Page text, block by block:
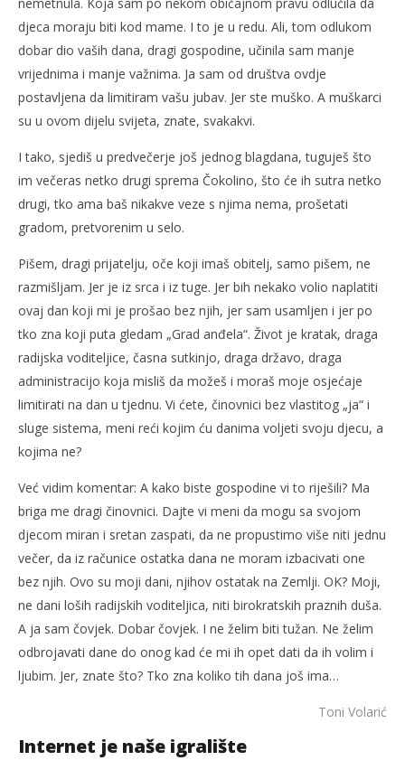
nemetnula. Koja sam po nekom običajnom pravu odlučila da
djeca moraju biti kod mame. I to je u redu. Ali, tom odlukom
dobar dio vaših dana, dragi gospodine, učinila sam manje
vrijednima i manje važnima. Ja sam od društva ovdje
postavljena da limitiram vašu jubav. Jer ste muško. A muškarci
su u ovom dijelu svijeta, znate, svakakvi.
I tako, sjediš u predvečerje još jednog blagdana, tuguješ što
im večeras netko drugi sprema Čokolino, što će ih sutra netko
drugi, tko ama baš nikakve veze s njima nema, prošetati
gradom, pretvorenim u selo.
Pišem, dragi prijatelju, oče koji imaš obitelj, samo pišem, ne
razmišljam. Jer je iz srca i iz tuge. Jer bih nekako volio naplatiti
ovaj dan koji mi je prošao bez njih, jer sam usamljen i jer po
tko zna koji puta gledam „Grad anđela“. Život je kratak, draga
radijska voditeljice, časna sutkinjo, draga državo, draga
administracijo koja misliš da možeš i moraš moje osjećaje
limitirati na dan u tjednu. Vi ćete, činovnici bez vlastitog „ja“ i
sluge sistema, meni reći kojim ću danima voljeti svoju djecu, a
kojima ne?
Već vidim komentar: A kako biste gospodine vi to riješili? Ma
briga me dragi činovnici. Dajte vi meni da mogu sa svojom
djecom miran i sretan zaspati, da ne propustimo više niti jednu
večer, da iz računice ostatka dana ne moram izbacivati one
bez njih. Ovo su moji dani, njihov ostatak na Zemlji. OK? Moji,
ne dani loših radijskih voditeljica, niti birokratskih praznih duša.
A ja sam čovjek. Dobar čovjek. I ne želim biti tužan. Ne želim
odbrojavati dane do onog kad će mi ih opet dati da ih volim i
ljubim. Jer, znate što? Tko zna koliko tih dana još ima…
Toni Volarić
Internet je naše igralište